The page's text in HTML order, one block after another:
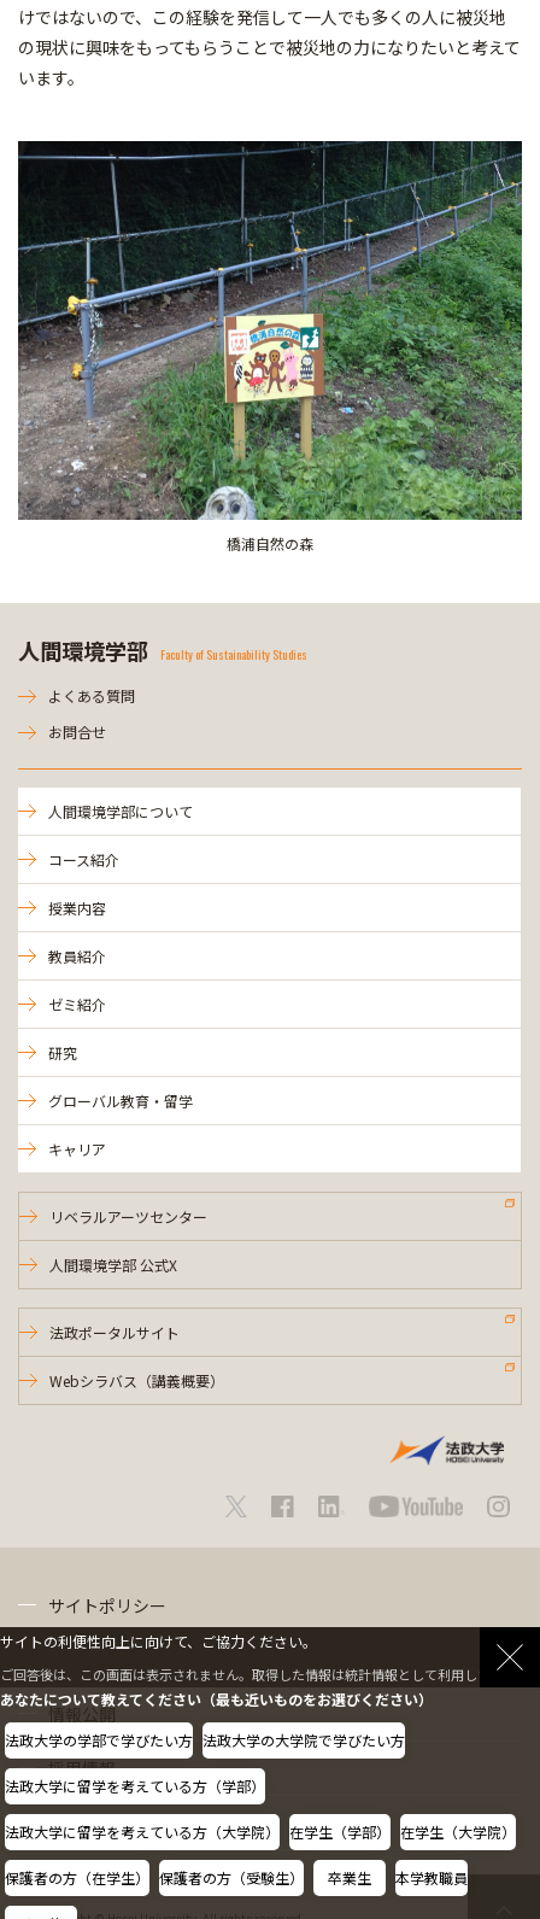
けではないので、この経験を発信して一人でも多くの人に被災地
の現状に興味をもってもらうことで被災地の力になりたいと考えて
います。
橋浦自然の森
人間環境学部 Faculty of Sustainability Studies
よくある質問
お問合せ
人間環境学部について
コース紹介
授業内容
教員紹介
ゼミ紹介
研究
グローバル教育・留学
キャリア
リベラルアーツセンター
人間環境学部 公式X
法政ポータルサイト
Webシラバス（講義概要）
サイトポリシー
情報公開
採用情報
教職員の方へ
サイトの利便性向上に向けて、ご協力ください。
ご回答後は、この画面は表示されません。取得した情報は統計情報として利用します。
あなたについて教えてください（最も近いものをお選びください）
法政大学の学部で学びたい方 法政大学の大学院で学びたい方
法政大学に留学を考えている方（学部）
法政大学に留学を考えている方（大学院） 在学生（学部） 在学生（大学院）
保護者の方（在学生） 保護者の方（受験生） 卒業生 本学教職員